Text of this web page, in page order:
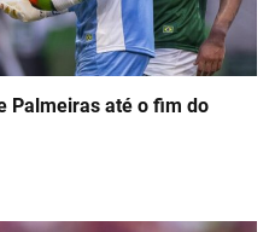
Palmeiras até o fim do